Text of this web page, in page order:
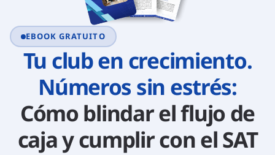
EBOOK GRATUITO
Tu club en crecimiento.
Números sin estrés:
Cómo blindar el flujo de
caja y cumplir con el SAT